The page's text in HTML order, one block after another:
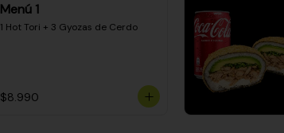
Menú 1
1 Hot Tori + 3 Gyozas de Cerdo
$8.990